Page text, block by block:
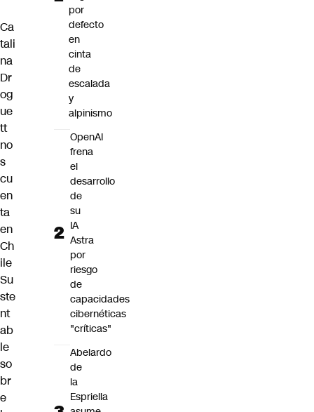
Ca
tali
na
Dr
og
ue
tt
no
s
cu
en
ta
en
Ch
ile
Su
ste
nt
ab
le
so
br
e
por
defecto
en
cinta
de
escalada
y
alpinismo
OpenAI
frena
el
desarrollo
de
su
IA
Astra
por
riesgo
de
capacidades
cibernéticas
"críticas"
Abelardo
de
la
Espriella